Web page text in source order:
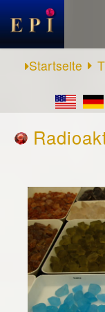
Startseite